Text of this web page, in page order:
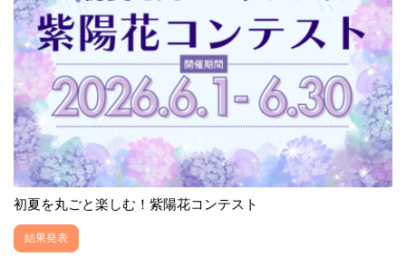
初夏を丸ごと楽しむ！紫陽花コンテスト
結果発表